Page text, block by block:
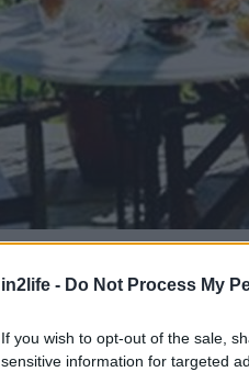
in2life - Do Not Process My
If you wish to opt-out of the sale,
sensitive information for targeted